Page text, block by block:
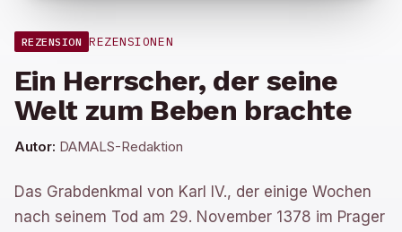
REZENSION REZENSIONEN
Ein Herrscher, der seine
Welt zum Beben brachte
Autor: DAMALS-Redaktion
Das Grabdenkmal von Karl IV., der einige Wochen
nach seinem Tod am 29. November 1378 im Prager